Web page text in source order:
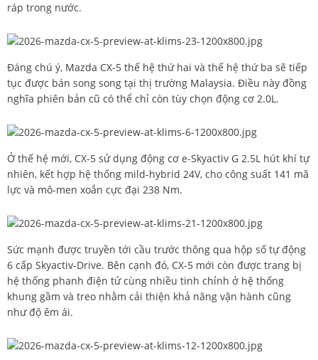
ráp trong nước.
Đáng chú ý, Mazda CX-5 thế hệ thứ hai và thế hệ thứ ba sẽ tiếp
tục được bán song song tại thị trường Malaysia. Điều này đồng
nghĩa phiên bản cũ có thể chỉ còn tùy chọn động cơ 2.0L.
Ở thế hệ mới, CX-5 sử dụng động cơ e-Skyactiv G 2.5L hút khí tự
nhiên, kết hợp hệ thống mild-hybrid 24V, cho công suất 141 mã
lực và mô-men xoắn cực đại 238 Nm.
Sức mạnh được truyền tới cầu trước thông qua hộp số tự động
6 cấp Skyactiv-Drive. Bên cạnh đó, CX-5 mới còn được trang bị
hệ thống phanh điện tử cùng nhiều tinh chỉnh ở hệ thống
khung gầm và treo nhằm cải thiện khả năng vận hành cũng
như độ êm ái.